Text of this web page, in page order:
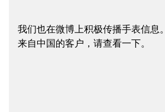
我们也在微博上积极传播手表信息。
来自中国的客户，请查看一下。